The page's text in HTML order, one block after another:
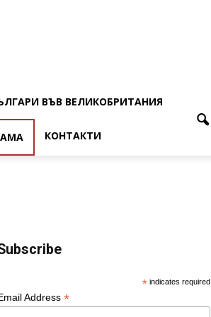
ВЪВ ВЕЛИКОБРИТАНИЯ
КОНТАКТИ
* indicates required
Address *